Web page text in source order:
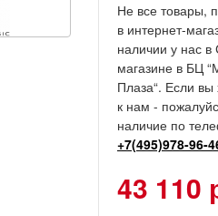
Не все товары,
в интернет-
наличии у нас в
магазине в БЦ
Плаза“. Если вы
к нам -
наличие по
+7(495)978-96-
43 110